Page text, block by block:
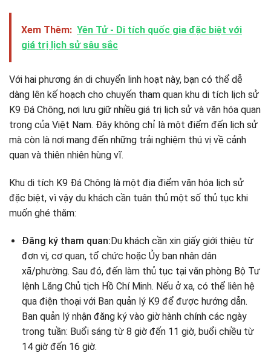
Xem Thêm: Yên Tử - Di tích quốc gia đặc biệt với
giá trị lịch sử sâu sắc
Với hai phương án di chuyển linh hoạt này, bạn có thể dễ
dàng lên kế hoạch cho chuyến tham quan khu di tích lịch sử
K9 Đá Chông, nơi lưu giữ nhiều giá trị lịch sử và văn hóa quan
trọng của Việt Nam. Đây không chỉ là một điểm đến lịch sử
mà còn là nơi mang đến những trải nghiệm thú vị về cảnh
quan và thiên nhiên hùng vĩ.
Khu di tích K9 Đá Chông là một địa điểm văn hóa lịch sử
đặc biệt, vì vậy du khách cần tuân thủ một số thủ tục khi
muốn ghé thăm:
Đăng ký tham quan:Du khách cần xin giấy giới thiệu từ
đơn vị, cơ quan, tổ chức hoặc Ủy ban nhân dân
xã/phường. Sau đó, đến làm thủ tục tại văn phòng Bộ Tư
lệnh Lăng Chủ tịch Hồ Chí Minh. Nếu ở xa, có thể liên hệ
qua điện thoại với Ban quản lý K9 để được hướng dẫn.
Ban quản lý nhận đăng ký vào giờ hành chính các ngày
trong tuần: Buổi sáng từ 8 giờ đến 11 giờ, buổi chiều từ
14 giờ đến 16 giờ.